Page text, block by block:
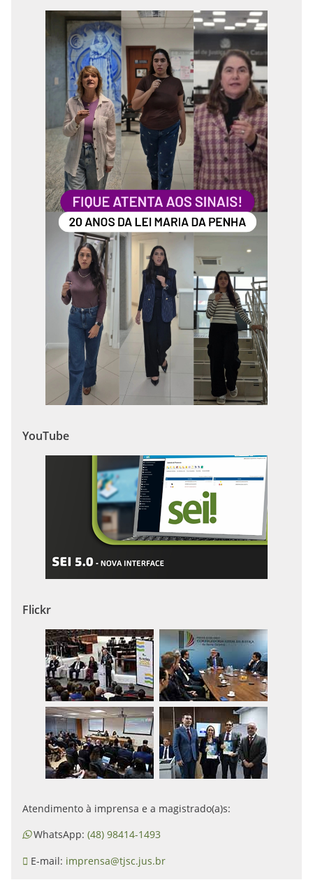
YouTube
Flickr
Atendimento à imprensa e a magistrado(a)s:
WhatsApp: (48) 98414-1493
E-mail: imprensa@tjsc.jus.br